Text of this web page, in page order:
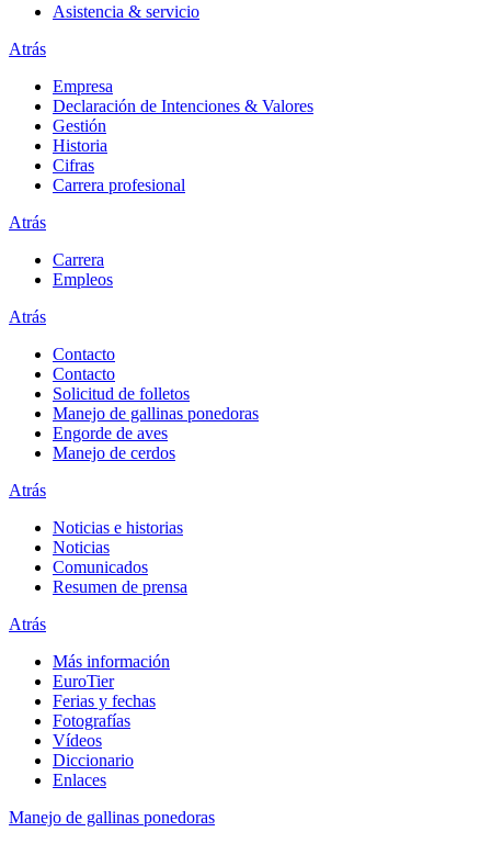
Asistencia & servicio
Atrás
Empresa
Declaración de Intenciones & Valores
Gestión
Historia
Cifras
Carrera profesional
Atrás
Carrera
Empleos
Atrás
Contacto
Contacto
Solicitud de folletos
Manejo de gallinas ponedoras
Engorde de aves
Manejo de cerdos
Atrás
Noticias e historias
Noticias
Comunicados
Resumen de prensa
Atrás
Más información
EuroTier
Ferias y fechas
Fotografías
Vídeos
Diccionario
Enlaces
Manejo de gallinas ponedoras